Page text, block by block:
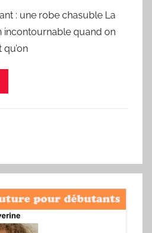
: une robe chasuble La
incontournable quand on